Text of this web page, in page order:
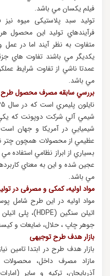
فیلم يكسان مي باشد.
توليد سبد پلاستیکی میوه نیز
فرآيندهاي توليد اين
متفاوت به نظر آيند اما در عمل
يكديگر مي باشند تفاوت هاي
عمدتا ناشي از تفاوت شرايط
مي باشد.
بررسي سابقه مصرف محصول
شيمي آلي شركت دوپونت كه يكي
شيميايي در آمريكا و جهان
عظيمي از محصولات همچون چتر
بسياري از ابراز نظامي استفاده
عجين شده و اين به معناي
مي باشد.
مواد اولیه، کمکی و مصرفی در
جوهر چاپ ، حلال، ضایعات و
بازار هدف طرح توجیهی
بازار هدف طرح در ابتدا تامین
مازاد مصرف داخل، محصولات
آذربايجان، ترکيه و سایر